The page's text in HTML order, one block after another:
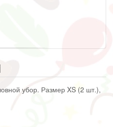
убор. Размер XS (2 шт.),